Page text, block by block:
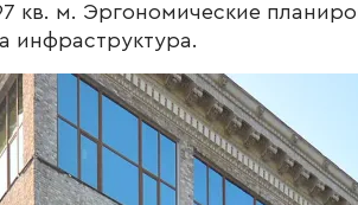
кв. м. Эргономические
инфраструктура.